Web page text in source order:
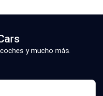
y mucho más.